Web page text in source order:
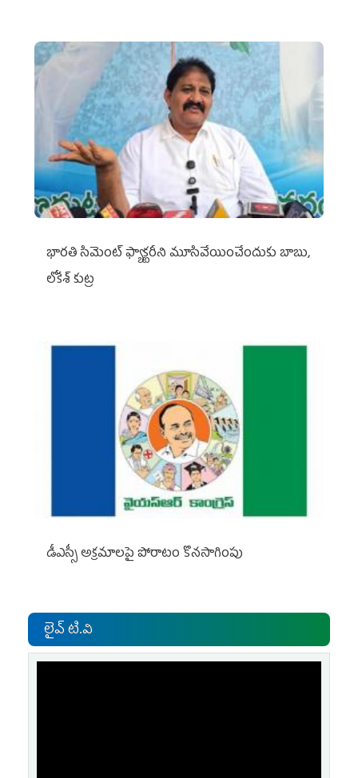
భారతి సిమెంట్ ఫ్యాక్టరీని మూసివేయించేందుకు బాబు,
లోకేశ్ కుట్ర
డీఎస్సీ అక్రమాలపై పోరాటం కొనసాగింపు
లైవ్ టి.వి